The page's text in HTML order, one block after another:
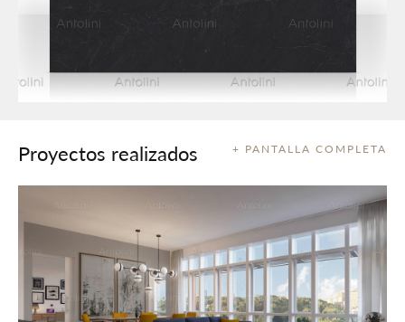
+ PANTALLA COMPLETA
Proyectos realizados